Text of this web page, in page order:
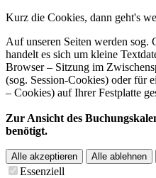
Kurz die Cookies, dann geht's
Auf unseren Seiten werden sog.
handelt es sich um kleine
Browser – Sitzung im
(sog. Session-Cookies) oder für
– Cookies) auf Ihrer Festplatte
Zur Ansicht des
benötigt.
Alle akzeptieren Alle ablehnen
Essenziell